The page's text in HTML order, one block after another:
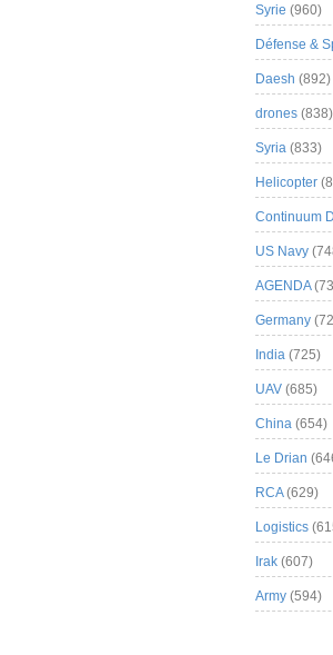
Syrie (960)
Défense &
Daesh (892)
drones (838)
Syria (833)
Helicopter
Continuum
US Navy
AGENDA
Germany
India (725)
UAV (685)
China (654)
Le Drian
RCA(629)
Logistics
Irak (607)
Army (594)